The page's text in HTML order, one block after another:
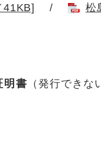
41KB]
/
松
明書 （発行でき